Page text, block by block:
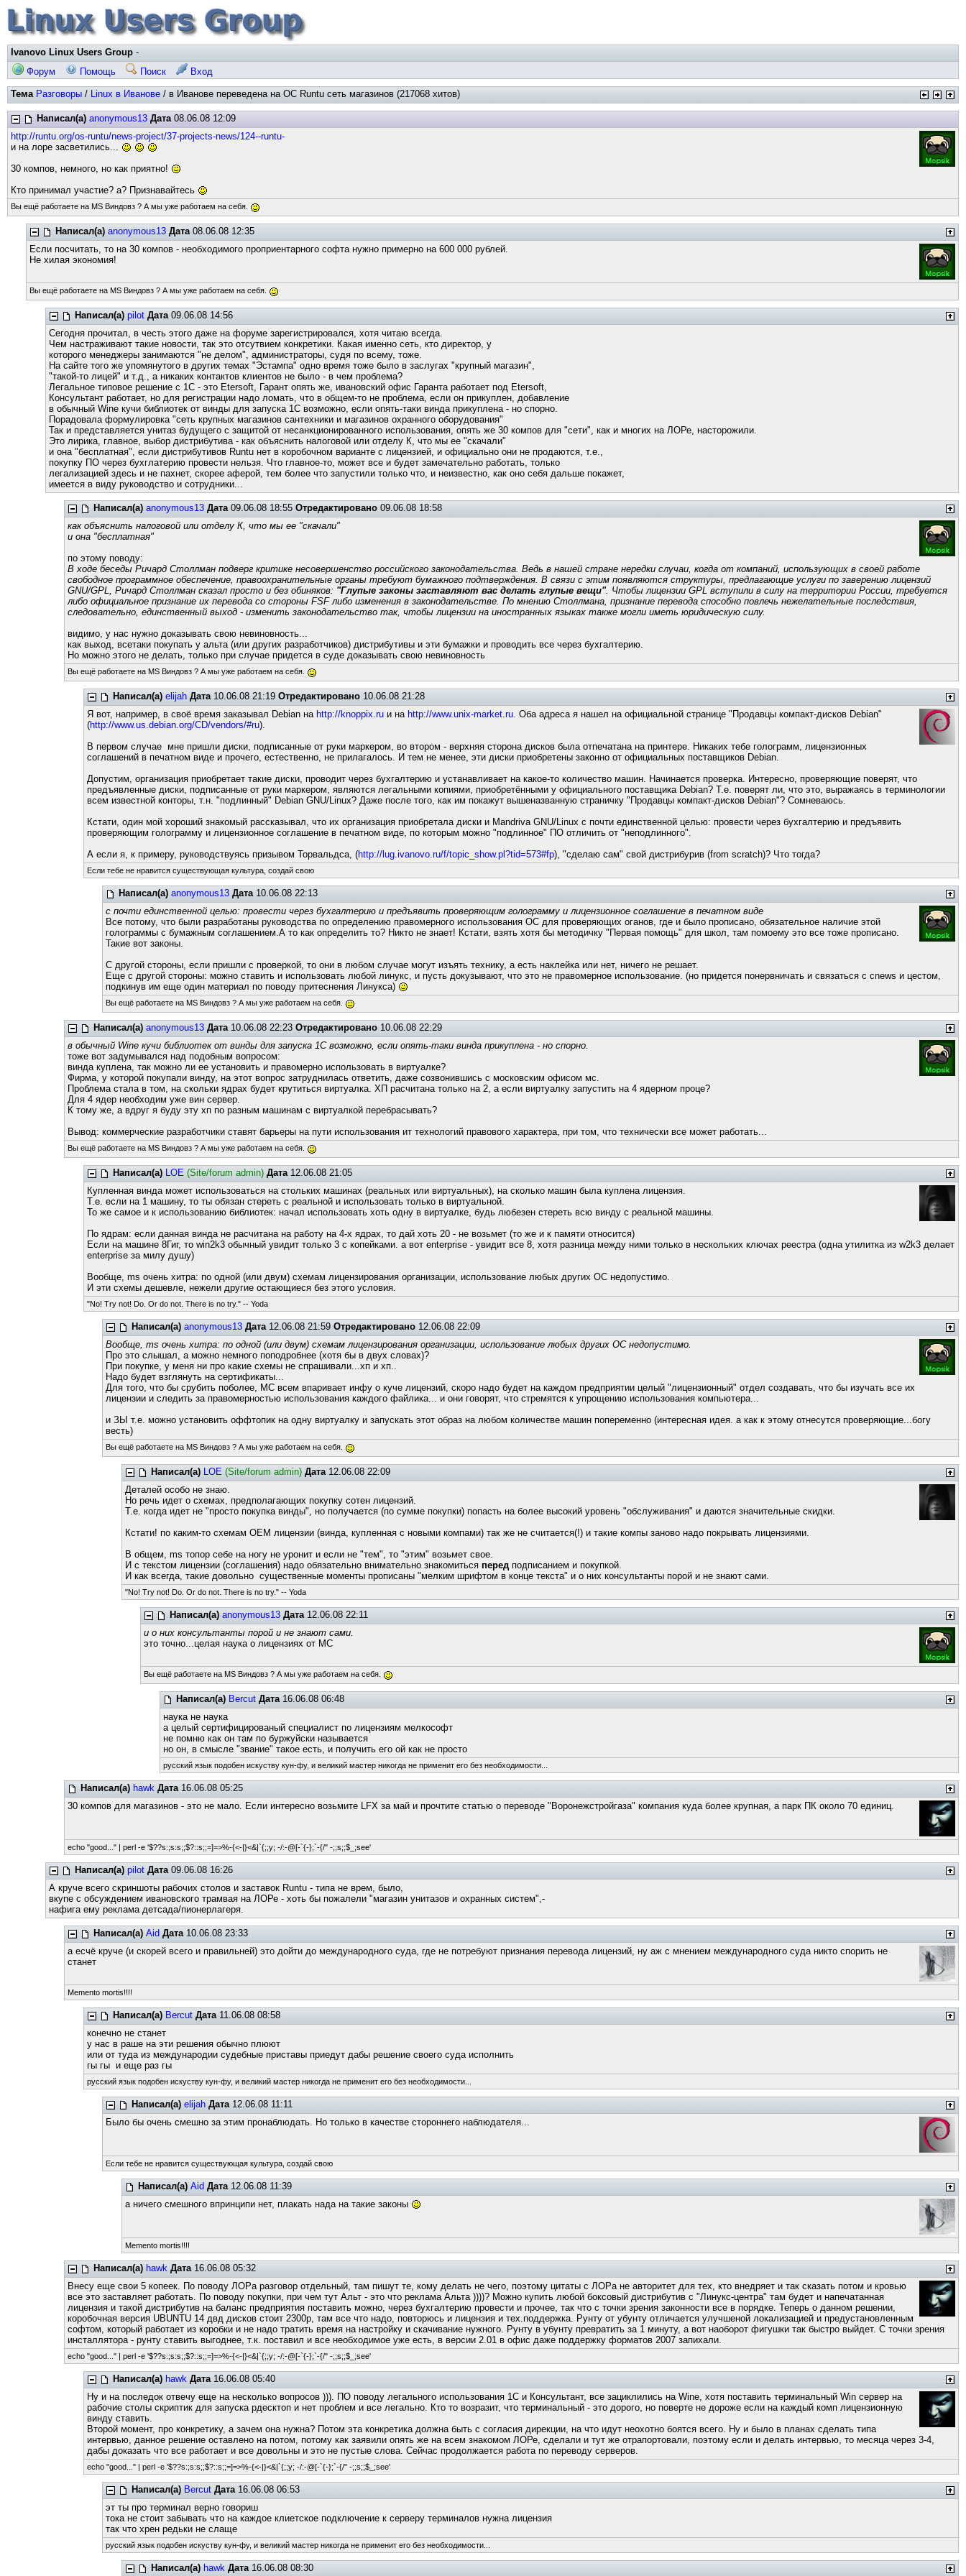
Ivanovo Linux Users Group -
Форум
Помощь Поиск Вход
Тема Разговоры / Linux в Иванове / в Иванове переведена на ОС Runtu сеть магазинов (217068 хитов)
Написал(а) anonymous13 Дата08.06.08 12:09
http://runtu.org/os-runtu/news-project/37-projects-news/124--runtu-
и на лоре засветились...
30 компов, немного, но как приятно!
Кто принимал участие? а? Признавайтесь
Вы ещё работаете на MS Виндовз ? А мы уже работаем на себя.
Написал(а) anonymous13 Дата08.06.08 12:35
Если посчитать, то на 30 компов - необходимого проприентарного софта нужно примерно на 600 000 рублей.
Не хилая экономия!
Вы ещё работаете на MS Виндовз ? А мы уже работаем на себя.
Написал(а) pilot Дата09.06.08 14:56
Сегодня прочитал, в честь этого даже на форуме зарегистрировался, хотя читаю всегда.
Чем настраживают такие новости, так это отсутвием конкретики. Какая именно сеть, кто директор, у
которого менеджеры занимаются "не делом", администраторы, судя по всему, тоже.
На сайте того же упомянутого в других темах "Эстампа" одно время тоже было в заслугах "крупный магазин",
"такой-то лицей" и т.д., а никаких контактов клиентов не было - в чем проблема?
Легальное типовое решение с 1С - это Etersoft, Гарант опять же, ивановский офис Гаранта работает под Etersoft,
Консультант работает, но для регистрации надо ломать, что в общем-то не проблема, если он прикуплен, добавление
в обычный Wine кучи библиотек от винды для запуска 1С возможно, если опять-таки винда прикуплена - но спорно.
Порадовала формулировка "сеть крупных магазинов сантехники и магазинов охранного оборудования"
Так и представляется унитаз будущего с защитой от несанкционированного использования, опять же 30 компов для "сети", как и многих на ЛОРе, насторожили.
Это лирика, главное, выбор дистрибутива - как объяснить налоговой или отделу К, что мы ее "скачали"
и она "бесплатная", если дистрибутивов Runtu нет в коробочном варианте с лицензией, и официально они не продаются, т.е.,
покупку ПО через бухглатерию провести нельзя. Что главное-то, может все и будет замечательно работать, только
легализацией здесь и не пахнет, скорее аферой, тем более что запустили только что, и неизвестно, как оно себя дальше покажет,
имеется в виду руководство и сотрудники...
Написал(а) anonymous13 Дата09.06.08 18:55Отредактировано 09.06.08 18:58
как объяснить налоговой или отделу К, что мы ее "скачали"
и она "бесплатная"
по этому поводу:
В ходе беседы Ричард Столлман подверг критике несовершенство российского законодательства. Ведь в нашей стране нередки случаи, когда от компаний, использующих в своей работе
свободное программное обеспечение, правоохранительные органы требуют бумажного подтверждения. В связи с этим появляются структуры, предлагающие услуги по заверению лицензий
GNU/GPL, Ричард Столлман сказал просто и без обиняков: "Глупые законы заставляют вас делать глупые вещи". Чтобы лицензии GPL вступили в силу на территории России, требуется
либо официальное признание их перевода со стороны FSF либо изменения в законодательстве. По мнению Столлмана, признание перевода способно повлечь нежелательные последствия,
следовательно, единственный выход - изменить законодательство так, чтобы лицензии на иностранных языках также могли иметь юридическую силу.
видимо, у нас нужно доказывать свою невиновность...
как выход, всетаки покупать у альта (или других разработчиков) дистрибутивы и эти бумажки и проводить все через бухгалтерию.
Но можно этого не делать, только при случае придется в суде доказывать свою невиновность
Вы ещё работаете на MS Виндовз ? А мы уже работаем на себя.
Написал(а) elijah Дата10.06.08 21:19 Отредактировано10.06.08 21:28
Я вот, например, в своё время заказывал Debian на http://knoppix.ruи на http://www.unix-market.ru. Оба адреса я нашел на официальной странице "Продавцы компакт-дисков Debian"
(http://www.us.debian.org/CD/vendors/#ru).
В первом случае мне пришли диски, подписанные от руки маркером, во втором - верхняя сторона дисков была отпечатана на принтере. Никаких тебе голограмм, лицензионных
соглашений в печатном виде и прочего, естественно, не прилагалось. И тем не менее, эти диски приобретены законно от официальных поставщиков Debian.
Допустим, организация приобретает такие диски, проводит через бухгалтерию и устанавливает на какое-то количество машин. Начинается проверка. Интересно, проверяющие поверят, что
предъявленные диски, подписанные от руки маркером, являются легальными копиями, приобретёнными у официального поставщика Debian? Т.е. поверят ли, что это, выражаясь в терминологии
всем известной конторы, т.н. "подлинный" Debian GNU/Linux? Даже после того, как им покажут вышеназванную страничку "Продавцы компакт-дисков Debian"? Сомневаюсь.
Кстати, один мой хороший знакомый рассказывал, что их организация приобретала диски и Mandriva GNU/Linux с почти единственной целью: провести через бухгалтерию и предъявить
проверяющим голограмму и лицензионное соглашение в печатном виде, по которым можно "подлинное" ПО отличить от "неподлинного".
А если я, к примеру, руководствуясь призывом Торвальдса, (http://lug.ivanovo.ru/f/topic_show.pl?tid=573#fp), "сделаю сам" свой дистрибурив (from scratch)? Что тогда?
Если тебе не нравится существующая культура, создай свою
Написал(а) anonymous13 Дата10.06.08 22:13
с почти единственной целью: провести через бухгалтерию и предъявить проверяющим голограмму и лицензионное соглашение в печатном виде
Все потому, что были разработаны руководства по определению правомерного использования ОС для проверяющих оганов, где и было прописано, обязательное наличие этой
голограммы с бумажным соглашением.А то как определить то? Никто не знает! Кстати, взять хотя бы методичку "Первая помощь" для школ, там помоему это все тоже прописано.
Такие вот законы.
С другой стороны, если пришли с проверкой, то они в любом случае могут изъять технику, а есть наклейка или нет, ничего не решает.
Еще с другой стороны: можно ставить и использовать любой линукс, и пусть докузывают, что это не правомерное использование. (но придется понервничать и связаться с cnews и цестом,
подкинув им еще один материал по поводу притеснения Линукса)
Вы ещё работаете на MS Виндовз ? А мы уже работаем на себя.
Написал(а) anonymous13 Дата10.06.08 22:23Отредактировано 10.06.08 22:29
в обычный Wine кучи библиотек от винды для запуска 1С возможно, если опять-таки винда прикуплена - но спорно.
тоже вот задумывался над подобным вопросом:
винда куплена, так можно ли ее установить и правомерно использовать в виртуалке?
Фирма, у которой покупали винду, на этот вопрос затруднилась ответить, даже созвонившись с московским офисом мс.
Проблема стала в том, на скольки ядрах будет крутиться виртуалка. ХП расчитана только на 2, а если виртуалку запустить на 4 ядерном проце?
Для 4 ядер необходим уже вин сервер.
К тому же, а вдруг я буду эту хп по разным машинам с виртуалкой перебрасывать?
Вывод: коммерческие разработчики ставят барьеры на пути использования ит технологий правового характера, при том, что технически все может работать...
Вы ещё работаете на MS Виндовз ? А мы уже работаем на себя.
Написал(а) LOE (Site/forum admin) Дата12.06.08 21:05
Купленная винда может использоваться на стольких машинах (реальных или виртуальных), на сколько машин была куплена лицензия.
Т.е. если на 1 машину, то ты обязан стереть с реальной и использовать только в виртуальной.
То же самое и к использованию библиотек: начал использовать хоть одну в виртуалке, будь любезен стереть всю винду с реальной машины.
По ядрам: если данная винда не расчитана на работу на 4-х ядрах, то дай хоть 20 - не возьмет (то же и к памяти относится)
Если на машине 8Гиг, то win2k3 обычный увидит только 3 с копейками. а вот enterprise - увидит все 8, хотя разница между ними только в нескольких ключах реестра (одна утилитка из w2k3 делает
enterprise за милу душу)
Вообще, ms очень хитра: по одной (или двум) схемам лицензирования организации, использование любых других ОС недопустимо.
И эти схемы дешевле, нежели другие остающиеся без этого условия.
"No! Try not! Do. Or do not. There is no try." -- Yoda
Написал(а) anonymous13 Дата12.06.08 21:59Отредактировано 12.06.08 22:09
Вообще, ms очень хитра: по одной (или двум) схемам лицензирования организации, использование любых других ОС недопустимо.
Про это слышал, а можно немного поподробнее (хотя бы в двух словах)?
При покупке, у меня ни про какие схемы не спрашивали...хп и хп..
Надо будет взглянуть на сертификаты...
Для того, что бы срубить поболее, МС всем впаривает инфу о куче лицензий, скоро надо будет на каждом предприятии целый "лицензионный" отдел создавать, что бы изучать все их
лицензии и следить за правомерностью использования каждого файлика... и они говорят, что стремятся к упрощению использования компьютера...
и ЗЫ т.е. можно установить оффтопик на одну виртуалку и запускать этот образ на любом количестве машин попеременно (интересная идея. а как к этому отнесутся проверяющие...богу
весть)
Вы ещё работаете на MS Виндовз ? А мы уже работаем на себя.
Написал(а) LOE (Site/forum admin) Дата12.06.08 22:09
Деталей особо не знаю.
Но речь идет о схемах, предполагающих покупку сотен лицензий.
Т.е. когда идет не "просто покупка винды", но получается (по сумме покупки) попасть на более высокий уровень "обслуживания" и даются значительные скидки.
Кстати! по каким-то схемам OEM лицензии (винда, купленная с новыми компами) так же не считается(!) и такие компы заново надо покрывать лицензиями.
В общем, ms топор себе на ногу не уронит и если не "тем", то "этим" возьмет свое.
И с текстом лицензии (соглашения) надо обязательно внимательно знакомиться передподписанием и покупкой.
И как всегда, такие довольно существенные моменты прописаны "мелким шрифтом в конце текста" и о них консультанты порой и не знают сами.
"No! Try not! Do. Or do not. There is no try." -- Yoda
Написал(а) anonymous13 Дата12.06.08 22:11
и о них консультанты порой и не знают сами.
это точно...целая наука о лицензиях от МС
Вы ещё работаете на MS Виндовз ? А мы уже работаем на себя.
Написал(а) Bercut Дата16.06.08 06:48
наука не наука
а целый сертифицированый специалист по лицензиям мелкософт
не помню как он там по буржуйски называется
но он, в смысле "звание" такое есть, и получить его ой как не просто
русский язык подобен искуству кун-фу, и великий мастер никогда не применит его без необходимости...
Написал(а) hawk Дата16.06.08 05:25
30 компов для магазинов - это не мало. Если интересно возьмите LFX за май и прочтите статью о переводе "Воронежстройгаза" компания куда более крупная, а парк ПК около 70 единиц.
echo "good..." | perl -e '$??s:;s:s;;$?::s;;=]=>%-{<-|}<&|`{;;y; -/:-@[-`{-};`-{/" -;;s;;$_;see'
Написал(а) pilot Дата09.06.08 16:26
А круче всего скриншоты рабочих столов и заставок Runtu - типа не врем, было,
вкупе с обсуждением ивановского трамвая на ЛОРе - хоть бы пожалели "магазин унитазов и охранных систем",-
нафига ему реклама детсада/пионерлагеря.
Написал(а) Aid Дата10.06.08 23:33
а есчё круче (и скорей всего и правильней) это дойти до международного суда, где не потребуют признания перевода лицензий, ну аж с мнением международного суда никто спорить не
станет
Memento mortis!!!!
Написал(а) Bercut Дата11.06.08 08:58
конечно не станет
у нас в раше на эти решения обычно плюют
или от туда из международии судебные приставы приедут дабы решение своего суда исполнить
гы гы и еще раз гы
русский язык подобен искуству кун-фу, и великий мастер никогда не применит его без необходимости...
Написал(а) elijah Дата12.06.08 11:11
Было бы очень смешно за этим пронаблюдать. Но только в качестве стороннего наблюдателя...
Если тебе не нравится существующая культура, создай свою
Написал(а) Aid Дата12.06.08 11:39
а ничего смешного впринципи нет, плакать нада на такие законы
Memento mortis!!!!
Написал(а) hawk Дата16.06.08 05:32
Внесу еще свои 5 копеек. По поводу ЛОРа разговор отдельный, там пишут те, кому делать не чего, поэтому цитаты с ЛОРа не авторитет для тех, кто внедряет и так сказать потом и кровью
все это заставляет работать. По поводу покупки, при чем тут Альт - это что реклама Альта ))))? Можно купить любой боксовый дистрибутив с "Линукс-центра" там будет и напечатанная
лицензия и такой дистрибутив на баланс предприятия поставить можно, через бухгалтерию провести и прочее, так что с точки зрения законности все в порядке. Теперь о данном решении,
коробочная версия UBUNTU 14 двд дисков стоит 2300р, там все что надо, повторюсь и лицензия и тех.поддержка. Рунту от убунту отличается улучшеной локализацией и предустановленным
софтом, который работает из коробки и не надо тратить время на настройку и скачивание нужного. Рунту в убунту превратить за 1 минуту, а вот наоборот фигушки так быстро выйдет. С точки зрения
инсталлятора - рунту ставить выгоднее, т.к. поставил и все необходимое уже есть, в версии 2.01 в офис даже поддержку форматов 2007 запихали.
echo "good..." | perl -e '$??s:;s:s;;$?::s;;=]=>%-{<-|}<&|`{;;y; -/:-@[-`{-};`-{/" -;;s;;$_;see'
Написал(а) hawk Дата16.06.08 05:40
Ну и на последок отвечу еще на несколько вопросов ))). ПО поводу легального использования 1С и Консультант, все зациклились на Wine, хотя поставить терминальный Win сервер на
рабочие столы скриптик для запуска рдесктоп и нет проблем и все легально. Кто то возразит, что терминальный - это дорого, но поверте не дороже если на каждый комп лицензионную
винду ставить.
Второй момент, про конкретику, а зачем она нужна? Потом эта конкретика должна быть с согласия дирекции, на что идут неохотно боятся всего. Ну и было в планах сделать типа
интервью, данное решение оставлено на потом, потому как заявили опять же на всем знакомом ЛОРе, сделали и тут же отрапортовали, поэтому если и делать интервью, то месяца через 3-4,
дабы доказать что все работает и все довольны и это не пустые слова. Сейчас продолжается работа по переводу серверов.
echo "good..." | perl -e '$??s:;s:s;;$?::s;;=]=>%-{<-|}<&|`{;;y; -/:-@[-`{-};`-{/" -;;s;;$_;see'
Написал(а) Bercut Дата16.06.08 06:53
эт ты про терминал верно говориш
тока не стоит забывать что на каждое клиетское подключение к серверу терминалов нужна лицензия
так что хрен редьки не слаще
русский язык подобен искуству кун-фу, и великий мастер никогда не применит его без необходимости...
Написал(а) hawk Дата16.06.08 08:30